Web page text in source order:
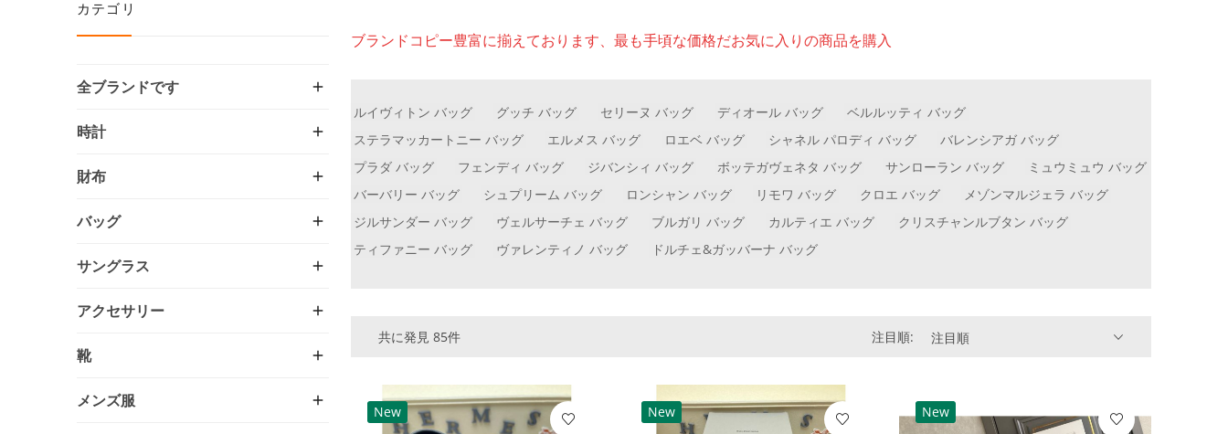
ブランドコピー豊富に揃えております、最も手頃な価格だお気に入りの商品を購入
ルイヴィトン バッグ グッチ バッグ セリーヌ バッグ ディオール バッグ
ベルルッティ バッグ
ステラマッカートニー バッグ
エルメス バッグ ロエベ バッグ シャネル パロディ バッグ
バレンシアガ バッグ
プラダ バッグ
フェンディ バッグ ジバンシィ バッグ ボッテガヴェネタ バッグ サンローラン バッグ
ミュウミュウ バッグ
バーバリー バッグ
シュプリーム バッグ ロンシャン バッグ リモワ バッグ クロエ バッグ
メゾンマルジェラ バッグ
ジルサンダー バッグ
ヴェルサーチェ バッグ ブルガリ バッグ カルティエ バッグ
クリスチャンルブタン バッグ
ティファニー バッグ
ヴァレンティノ バッグ ドルチェ&ガッバーナ バッグ
共に発見 85件 注目順: 注目順
New New New
カテゴリ
全ブランドです
時計
財布
バッグ
サングラス
アクセサリー
靴
メンズ服